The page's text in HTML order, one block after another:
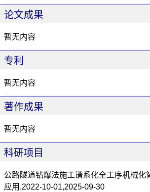
论文成果
暂无内容
专利
暂无内容
著作成果
暂无内容
科研项目
公路隧道钻爆法施工谱系化全工序机械化
应用,2022-10-01,2025-09-30